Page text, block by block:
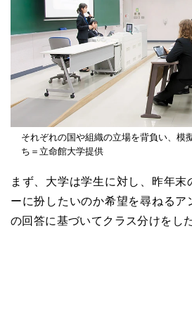
それぞれの国や組織の立場を背負い、模
ち＝立命館大学提供
まず、大学は学生に対し、昨年末
ーに扮したいのか希望を尋ねるア
の回答に基づいてクラス分けをした